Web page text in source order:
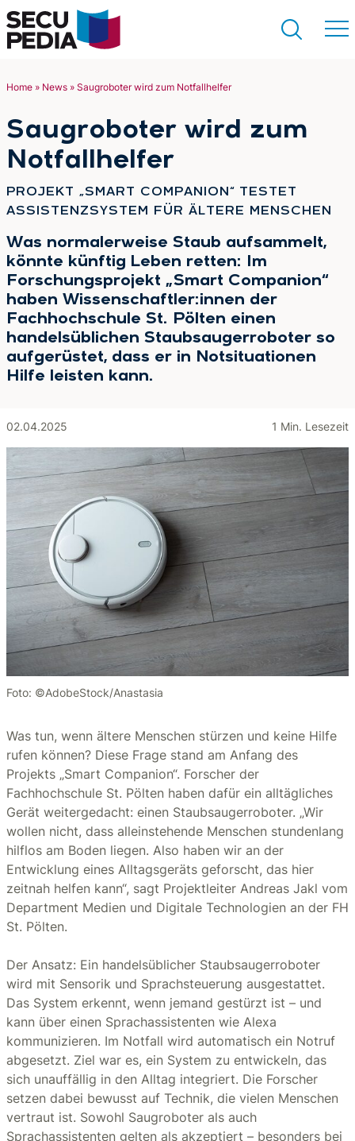
Suchen
Home » News » Saugroboter wird zum Notfallhelfer
Saugroboter wird zum
Notfallhelfer
PROJEKT „SMART COMPANION“ TESTET
ASSISTENZSYSTEM FÜR ÄLTERE MENSCHEN
Was normalerweise Staub aufsammelt,
könnte künftig Leben retten: Im
Forschungsprojekt „Smart Companion“
haben Wissenschaftler:innen der
Fachhochschule St. Pölten einen
handelsüblichen Staubsaugerroboter so
aufgerüstet, dass er in Notsituationen
Hilfe leisten kann.
02.04.2025 1 Min. Lesezeit
Foto: ©AdobeStock/Anastasia
Was tun, wenn ältere Menschen stürzen und keine Hilfe
rufen können? Diese Frage stand am Anfang des
Projekts „Smart Companion“. Forscher der
Fachhochschule St. Pölten haben dafür ein alltägliches
Gerät weitergedacht: einen Staubsaugerroboter. „Wir
wollen nicht, dass alleinstehende Menschen stundenlang
hilflos am Boden liegen. Also haben wir an der
Entwicklung eines Alltagsgeräts geforscht, das hier
zeitnah helfen kann“, sagt Projektleiter Andreas Jakl vom
Department Medien und Digitale Technologien an der FH
St. Pölten.
Der Ansatz: Ein handelsüblicher Staubsaugerroboter
wird mit Sensorik und Sprachsteuerung ausgestattet.
Das System erkennt, wenn jemand gestürzt ist – und
kann über einen Sprachassistenten wie Alexa
kommunizieren. Im Notfall wird automatisch ein Notruf
abgesetzt. Ziel war es, ein System zu entwickeln, das
sich unauffällig in den Alltag integriert. Die Forscher
setzen dabei bewusst auf Technik, die vielen Menschen
vertraut ist. Sowohl Saugroboter als auch
Sprachassistenten gelten als akzeptiert – besonders bei